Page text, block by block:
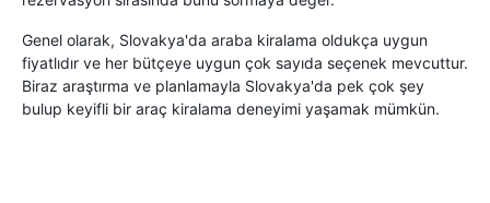
Genel olarak, Slovakya'da araba kiralama oldukça uygun
fiyatlıdır ve her bütçeye uygun çok sayıda seçenek mevcuttur.
Biraz araştırma ve planlamayla Slovakya'da pek çok şey
bulup keyifli bir araç kiralama deneyimi yaşamak mümkün.